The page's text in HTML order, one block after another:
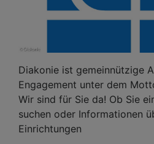
Diakonie ist gemeinnützige
Engagement unter dem
Wir sind für Sie da! Ob Sie
suchen oder Informationen
Einrichtungen